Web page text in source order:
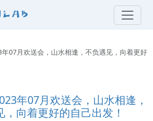
07月欢送会，山水相逢，不负遇见，向着更好
年07月欢送会，山水相逢，
，向着更好的自己出发！